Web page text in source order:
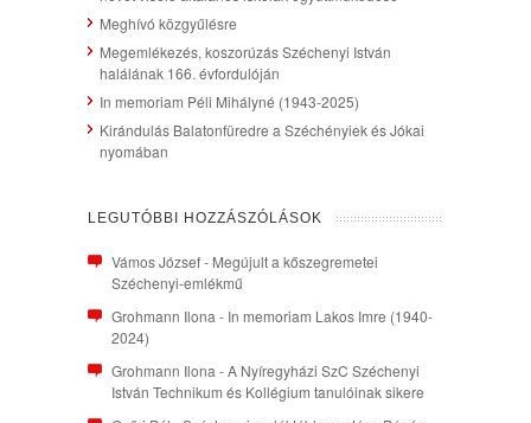
Meghívó közgyűlésre
Megemlékezés, koszorúzás Széchenyi István
halálának 166. évfordulóján
In memoriam Péli Mihályné (1943-2025)
Kirándulás Balatonfüredre a Széchényiek és Jókai
nyomában
LEGUTÓBBI HOZZÁSZÓLÁSOK
Vámos József- Megújult a kőszegremetei
Széchenyi-emlékmű
Grohmann Ilona - In memoriam Lakos Imre (1940-
2024)
Grohmann Ilona -A Nyíregyházi SzC Széchenyi
István Technikum és Kollégium tanulóinak sikere